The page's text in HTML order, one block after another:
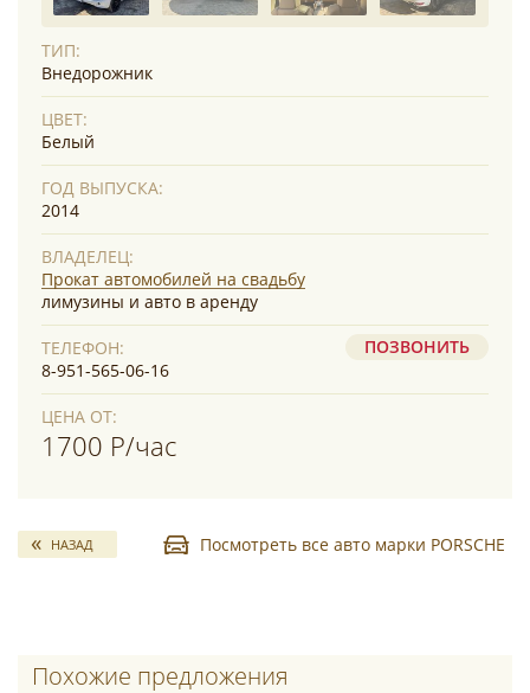
ТИП:
Внедорожник
ЦВЕТ:
Белый
ГОД ВЫПУСКА:
2014
ВЛАДЕЛЕЦ:
Прокат автомобилей на свадьбу
лимузины и авто в аренду
ТЕЛЕФОН:
8-951-565-06-16
ПОЗВОНИТЬ
ЦЕНА ОТ:
1700 Р/час
НАЗАД Посмотреть все авто марки PORSCHE
Похожие предложения